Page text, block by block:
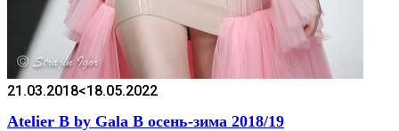
21.03.2018<18.05.2022
Atelier B by Gala B осень-зима 2018/19